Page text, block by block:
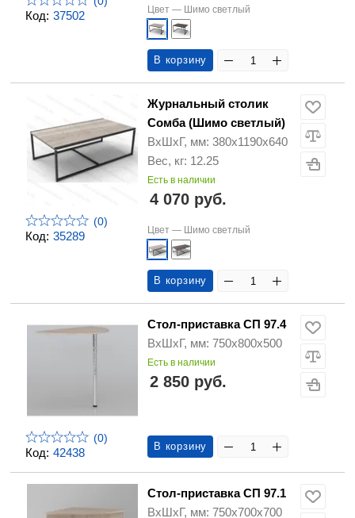
Код: 37502 Цвет — Шимо светлый
В корзину
Код: 35289
(0)
Журнальный столик
Сомба (Шимо светлый)
ВхШхГ, мм: 380х1190х640
Вес, кг: 12.25
Есть в наличии
4 070 руб.
Цвет — Шимо светлый
В корзину
Код: 42438
(0)
Стол-приставка СП 97.4
ВхШхГ, мм: 750х800х500
Есть в наличии
2 850 руб.
В корзину
Стол-приставка СП 97.1
ВхШхГ, мм: 750х700х700